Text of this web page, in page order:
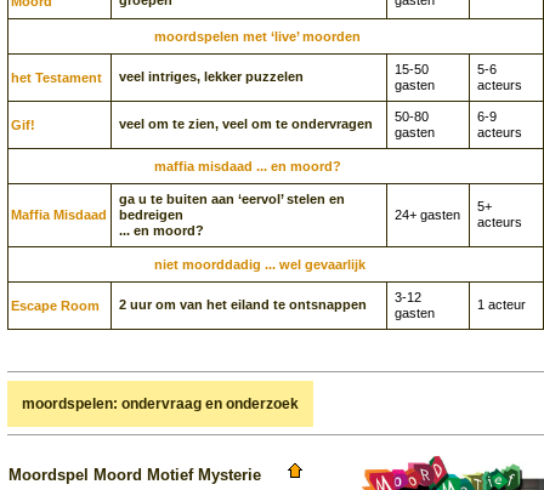
moordspelen met ‘live’ moorden
het Testament veel intriges, lekker puzzelen
15-50
gasten
5-6
acteurs
Gif! veel om te zien, veel om te ondervragen
50-80
gasten
6-9
acteurs
maffia misdaad ... en moord?
Maffia Misdaad
ga u te buiten aan ‘eervol’ stelen en
bedreigen
... en moord?
24+ gasten
5+
acteurs
niet moorddadig ... wel gevaarlijk
Escape Room 2 uur om van het eiland te ontsnappen
3-12
gasten
1 acteur
moordspelen: ondervraag en onderzoek
Moordspel Moord Motief Mysterie